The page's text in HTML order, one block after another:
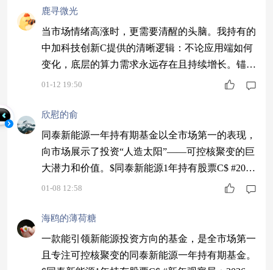
鹿寻微光
当市场情绪高涨时，更需要清醒的头脑。我持有的
中加科技创新C提供的清晰逻辑：不论应用端如何
变化，底层的算力需求永远存在且持续增长。锚定
这个逻辑，近一个月收益近50%，长期收益也不会
01-12 19:50
欣慰的俞
同泰新能源一年持有期基金以全市场第一的表现，
向市场展示了投资“人造太阳”——可控核聚变的巨
大潜力和价值。$同泰新能源1年持有股票C$ #2026
年有哪些投资机会？#
01-08 12:58
海鸥的薄荷糖
一款能引领新能源投资方向的基金，是全市场第一
且专注可控核聚变的同泰新能源一年持有期基金。